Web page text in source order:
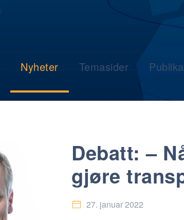
Nyheter Temasider
Debatt: –
gjøre
27. januar 2022